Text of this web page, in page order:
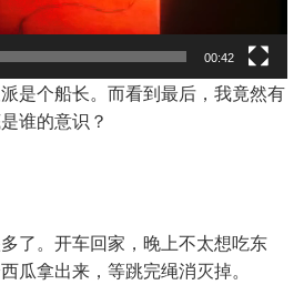
00:42
是个船长。而看到最后，我竟然有
谁的意识？
了。开车回家，晚上不太想吃东
瓜拿出来，等跳完绳消灭掉。